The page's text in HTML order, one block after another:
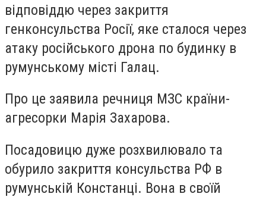
відповіддю через закриття
генконсульства Росії, яке сталося через
атаку російського дрона по будинку в
румунському місті Галац.
Про це заявила речниця МЗС країни-
агресорки Марія Захарова.
Посадовицю дуже розхвилювало та
обурило закриття консульства РФ в
румунській Констанці. Вона в своїй